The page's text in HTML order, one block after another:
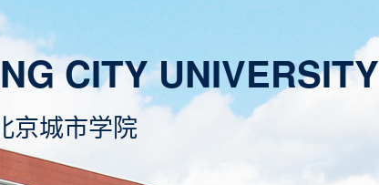
CITY UNIVERSITY
京城市学院